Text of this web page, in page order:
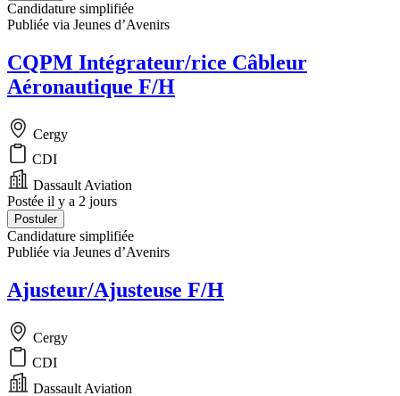
Candidature simplifiée
Publiée via Jeunes d’Avenirs
CQPM Intégrateur/rice Câbleur
Aéronautique F/H
Cergy
CDI
Dassault Aviation
Postée il y a 2 jours
Postuler
Candidature simplifiée
Publiée via Jeunes d’Avenirs
Ajusteur/Ajusteuse F/H
Cergy
CDI
Dassault Aviation